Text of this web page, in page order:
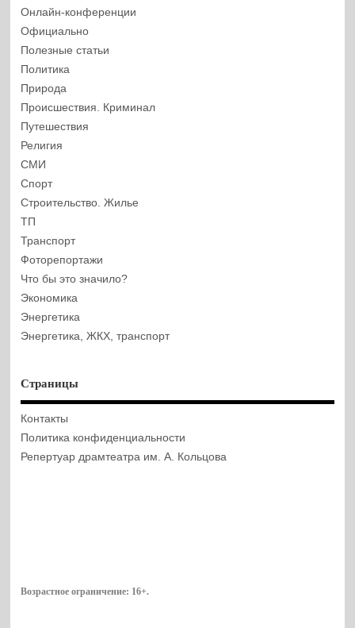
Онлайн-конференции
Официально
Полезные статьи
Политика
Природа
Происшествия. Криминал
Путешествия
Религия
СМИ
Спорт
Строительство. Жилье
ТП
Транспорт
Фоторепортажи
Что бы это значило?
Экономика
Энергетика
Энергетика, ЖКХ, транспорт
Страницы
Контакты
Политика конфиденциальности
Репертуар драмтеатра им. А. Кольцова
Возрастное ограничение: 16+.